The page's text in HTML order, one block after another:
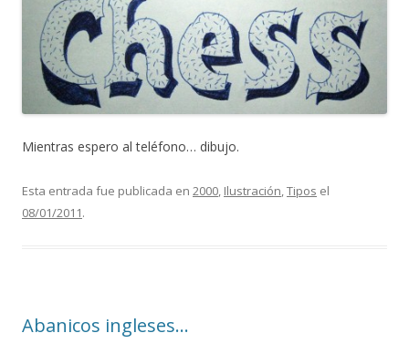
Mientras espero al teléfono… dibujo.
Esta entrada fue publicada en 2000, Ilustración,Tipos el
08/01/2011.
Abanicos ingleses…